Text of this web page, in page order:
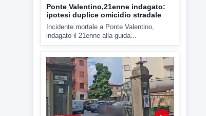
▶
7 AGOSTO 2026 CRONACA
Ponte Valentino,21enne indagato:
ipotesi duplice omicidio stradale
Incidente mortale a Ponte Valentino,
indagato il 21enne alla guida...